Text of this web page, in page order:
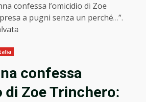
confessa l’omicidio di Zoe
a pugni senza un perché…”.
confessa
di Zoe Trinchero: